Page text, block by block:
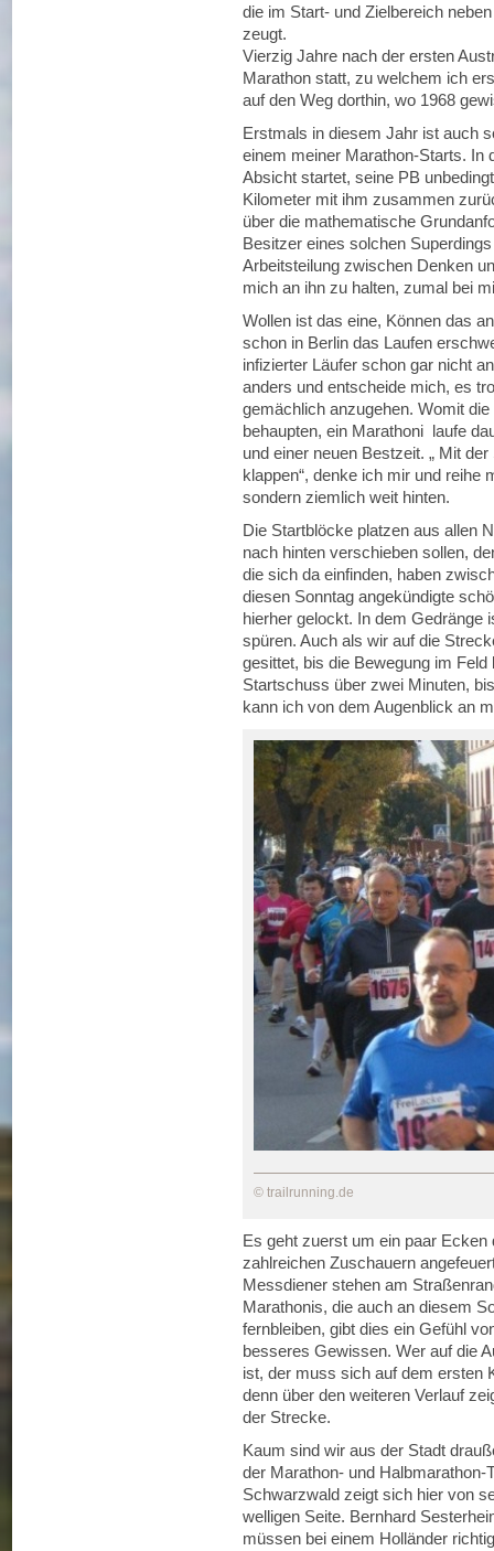
die im Start- und Zielbereich
zeugt.
Vierzig Jahre nach der ersten
Marathon statt, zu welchem ich
auf den Weg dorthin, wo 1968
Erstmals in diesem Jahr ist auch
einem meiner Marathon-Starts. In
Absicht startet, seine PB
Kilometer mit ihm zusammen
über die mathematische
Besitzer eines solchen
Arbeitsteilung zwischen Denken
mich an ihn zu halten, zumal bei
Wollen ist das eine, Können das
schon in Berlin das Laufen
infizierter Läufer schon gar nicht
anders und entscheide mich, es
gemächlich anzugehen. Womit
behaupten, ein Marathoni laufe
und einer neuen Bestzeit. „ Mit
klappen“, denke ich mir und reihe
sondern ziemlich weit hinten.
Die Startblöcke platzen aus allen
nach hinten verschieben sollen,
die sich da einfinden, haben
diesen Sonntag angekündigte
hierher gelockt. In dem Gedränge
spüren. Auch als wir auf die
gesittet, bis die Bewegung im
Startschuss über zwei Minuten,
kann ich von dem Augenblick an
© trailrunning.de
Es geht zuerst um ein paar
zahlreichen Zuschauern
Messdiener stehen am
Marathonis, die auch an diesem
fernbleiben, gibt dies ein Gefühl
besseres Gewissen. Wer auf die
ist, der muss sich auf dem ersten
denn über den weiteren Verlauf
der Strecke.
Kaum sind wir aus der Stadt
der Marathon- und Halbmarathon-
Schwarzwald zeigt sich hier von
welligen Seite. Bernhard
müssen bei einem Holländer